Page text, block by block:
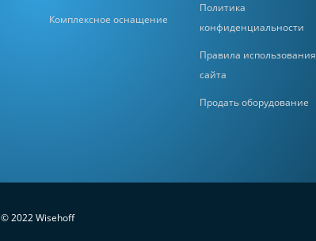
Комплексное оснащение
Политика
конфиденциальности
Правила использования
сайта
Продать оборудование
© 2022 Wisehoff